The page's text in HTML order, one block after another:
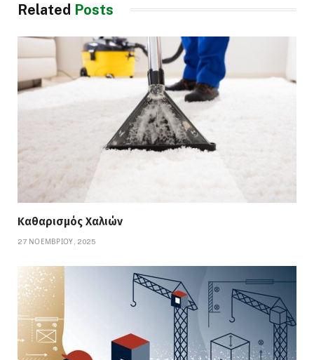
Related Posts
Καθαρισμός Χαλιών
27 ΝΟΕΜΒΡΊΟΥ, 2025